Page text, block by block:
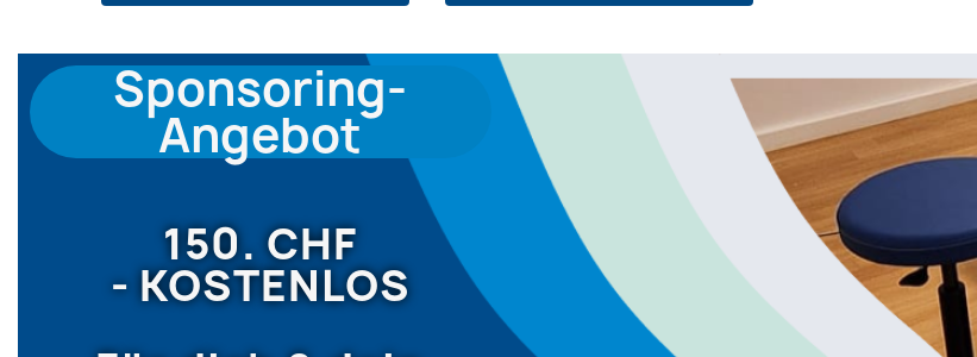
Sponsoring-
Angebot
150. CHF
-KOSTENLOS